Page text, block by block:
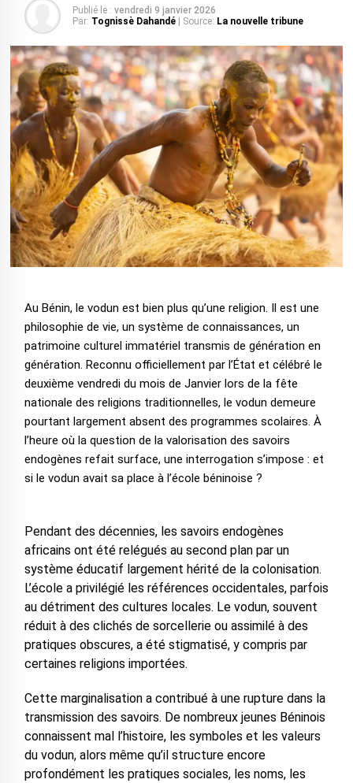
Publié le : vendredi 9 janvier 2026
Par: Tognissè Dahandé | Source: La nouvelle tribune
Au Bénin, le vodun est bien plus qu’une religion. Il est une
philosophie de vie, un système de connaissances, un
patrimoine culturel immatériel transmis de génération en
génération. Reconnu officiellement par l’État et célébré le
deuxième vendredi du mois de Janvier lors de la fête
nationale des religions traditionnelles, le vodun demeure
pourtant largement absent des programmes scolaires. À
l’heure où la question de la valorisation des savoirs
endogènes refait surface, une interrogation s’impose : et
si le vodun avait sa place à l’école béninoise ?
Pendant des décennies, les savoirs endogènes
africains ont été relégués au second plan par un
système éducatif largement hérité de la colonisation.
L’école a privilégié les références occidentales, parfois
au détriment des cultures locales. Le vodun, souvent
réduit à des clichés de sorcellerie ou assimilé à des
pratiques obscures, a été stigmatisé, y compris par
certaines religions importées.
Cette marginalisation a contribué à une rupture dans la
transmission des savoirs. De nombreux jeunes Béninois
connaissent mal l’histoire, les symboles et les valeurs
du vodun, alors même qu’il structure encore
profondément les pratiques sociales, les noms, les